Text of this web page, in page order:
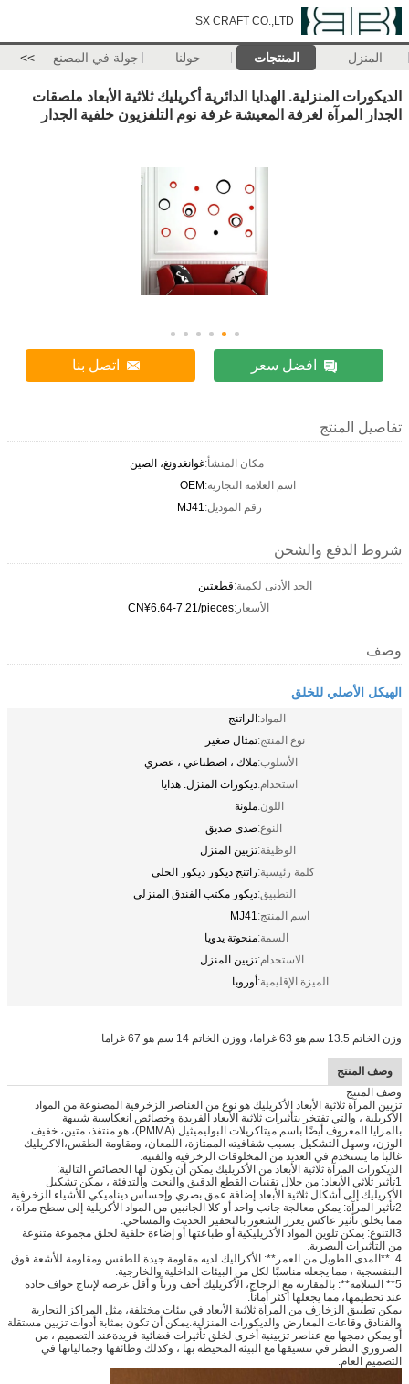
SX CRAFT CO.,LTD
المنزل المنتجات حولنا جولة في المصنع >>
الديكورات المنزلية. الهدايا الدائرية أكريليك ثلاثية الأبعاد ملصقات
الجدار المرآة لغرفة المعيشة غرفة نوم التلفزيون خلفية الجدار
افضل سعر اتصل بنا
تفاصيل المنتج
مكان المنشأ:غوانغدونغ، الصين
اسم العلامة التجارية:OEM
رقم الموديل:MJ41
شروط الدفع والشحن
الحد الأدنى لكمية:قطعتين
الأسعار:CN¥6.64-7.21/pieces
وصف
الهيكل الأصلي للخلق
المواد:الراتنج
نوع المنتج:تمثال صغير
الأسلوب:ملاك ، اصطناعي ، عصري
استخدام:ديكورات المنزل. هدايا
اللون:ملونة
النوع:صدى صديق
الوظيفة:تزيين المنزل
كلمة رئيسية:راتنج ديكور ديكور الحلي
التطبيق:ديكور مكتب الفندق المنزلي
اسم المنتج:MJ41
السمة:منحوتة يدويا
الاستخدام:تزيين المنزل
الميزة الإقليمية:أوروبا
وزن الخاتم 13.5 سم هو 63 غراما، ووزن الخاتم 14 سم هو 67 غراما
وصف المنتج
وصف المنتج
تزيين المرآة ثلاثية الأبعاد الأكريليك هو نوع من العناصر الزخرفية المصنوعة من المواد
الأكريلية ، والتي تفتخر بتأثيرات ثلاثية الأبعاد الفريدة وخصائص انعكاسية شبيهة
بالمرايا.المعروف أيضًا باسم ميتاكريلات البوليميثيل (PMMA)، هو منتفذ، متين، خفيف
الوزن، وسهل التشكيل. بسبب شفافيته الممتازة، اللمعان، ومقاومة الطقس،الاكريليك
غالبا ما يستخدم في العديد من المخلوقات الزخرفية والفنية.
الديكورات المرآة ثلاثية الأبعاد من الأكريليك يمكن أن يكون لها الخصائص التالية:
1تأثير ثلاثي الأبعاد: من خلال تقنيات القطع الدقيق والنحت والتدفئة ، يمكن تشكيل
الأكريليك إلى أشكال ثلاثية الأبعاد.إضافة عمق بصري وإحساس ديناميكي للأشياء الزخرفية.
2تأثير المرآة: يمكن معالجة جانب واحد أو كلا الجانبين من المواد الأكريلية إلى سطح مرآة ،
مما يخلق تأثير عاكس يعزز الشعور بالتحفيز الحديث والمساحي.
3التنوع: يمكن تلوين المواد الأكريليكية أو طباعتها أو إضاءة خلفية لخلق مجموعة متنوعة
من التأثيرات البصرية.
4. **المدى الطويل من العمر**: الأكراليك لديه مقاومة جيدة للطقس ومقاومة للأشعة فوق
البنفسجية ، مما يجعله مناسبًا لكل من البيئات الداخلية والخارجية.
5** السلامة**: بالمقارنة مع الزجاج، الأكريليك أخف وزناً و أقل عرضة لإنتاج حواف حادة
عند تحطيمها، مما يجعلها أكثر أماناً.
يمكن تطبيق الزخارف من المرآة ثلاثية الأبعاد في بيئات مختلفة، مثل المراكز التجارية
والفنادق وقاعات المعارض والديكورات المنزلية.يمكن أن تكون بمثابة أدوات تزيين مستقلة
أو يمكن دمجها مع عناصر تزيينية أخرى لخلق تأثيرات فضائية فريدةعند التصميم ، من
الضروري النظر في تنسيقها مع البيئة المحيطة بها ، وكذلك وظائفها وجمالياتها في
التصميم العام.